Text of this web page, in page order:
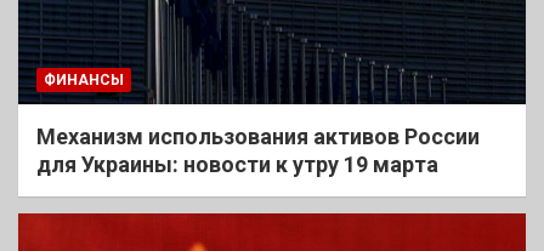
ФИНАНСЫ
Механизм использования активов России
для Украины: новости к утру 19 марта